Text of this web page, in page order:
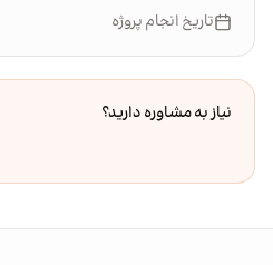
تاریخ انجام پروژه
نیاز به مشاوره دارید؟